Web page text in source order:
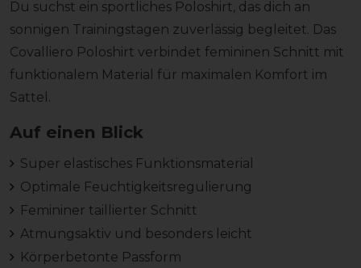
Du suchst ein sportliches Poloshirt, das dich an
sonnigen Trainingstagen zuverlässig begleitet. Das
Covalliero Poloshirt verbindet femininen Schnitt mit
funktionalem Material für maximalen Komfort im
Sattel.
Auf einen Blick
Super elastisches Funktionsmaterial
Optimale Feuchtigkeitsregulierung
Femininer taillierter Schnitt
Atmungsaktiv und besonders leicht
Körperbetonte Passform